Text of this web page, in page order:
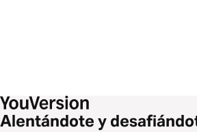
Alentándote y